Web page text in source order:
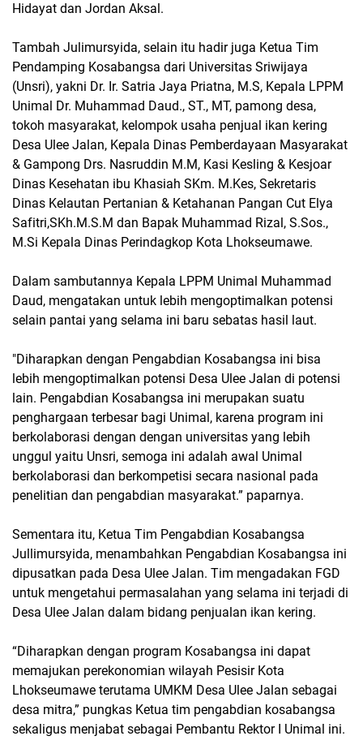
Hidayat dan Jordan Aksal.
Tambah Julimursyida, selain itu hadir juga Ketua Tim
Pendamping Kosabangsa dari Universitas Sriwijaya
(Unsri), yakni Dr. Ir. Satria Jaya Priatna, M.S, Kepala LPPM
Unimal Dr. Muhammad Daud., ST., MT, pamong desa,
tokoh masyarakat, kelompok usaha penjual ikan kering
Desa Ulee Jalan, Kepala Dinas Pemberdayaan Masyarakat
& Gampong Drs. Nasruddin M.M, Kasi Kesling & Kesjoar
Dinas Kesehatan ibu Khasiah SKm. M.Kes, Sekretaris
Dinas Kelautan Pertanian & Ketahanan Pangan Cut Elya
Safitri,SKh.M.S.M dan Bapak Muhammad Rizal, S.Sos.,
M.Si Kepala Dinas Perindagkop Kota Lhokseumawe.
Dalam sambutannya Kepala LPPM Unimal Muhammad
Daud, mengatakan untuk lebih mengoptimalkan potensi
selain pantai yang selama ini baru sebatas hasil laut.
"Diharapkan dengan Pengabdian Kosabangsa ini bisa
lebih mengoptimalkan potensi Desa Ulee Jalan di potensi
lain. Pengabdian Kosabangsa ini merupakan suatu
penghargaan terbesar bagi Unimal, karena program ini
berkolaborasi dengan dengan universitas yang lebih
unggul yaitu Unsri, semoga ini adalah awal Unimal
berkolaborasi dan berkompetisi secara nasional pada
penelitian dan pengabdian masyarakat.” paparnya.
Sementara itu, Ketua Tim Pengabdian Kosabangsa
Jullimursyida, menambahkan Pengabdian Kosabangsa ini
dipusatkan pada Desa Ulee Jalan. Tim mengadakan FGD
untuk mengetahui permasalahan yang selama ini terjadi di
Desa Ulee Jalan dalam bidang penjualan ikan kering.
“Diharapkan dengan program Kosabangsa ini dapat
memajukan perekonomian wilayah Pesisir Kota
Lhokseumawe terutama UMKM Desa Ulee Jalan sebagai
desa mitra,” pungkas Ketua tim pengabdian kosabangsa
sekaligus menjabat sebagai Pembantu Rektor I Unimal ini.